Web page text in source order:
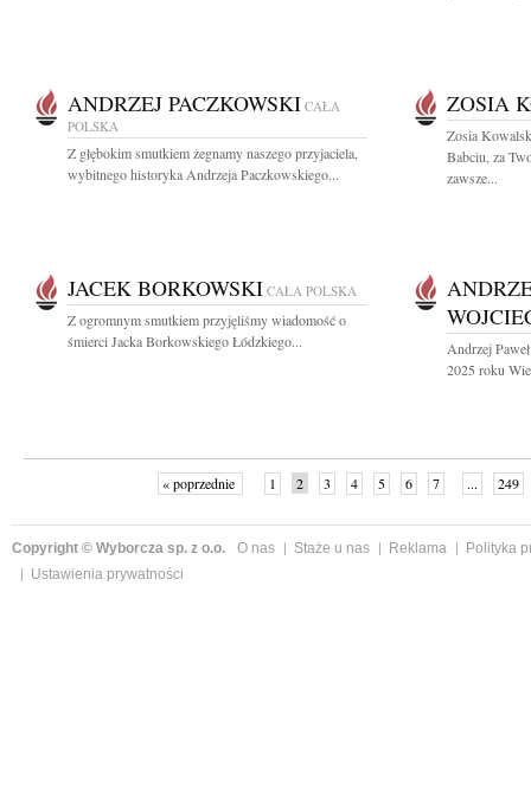
ANDRZEJ PACZKOWSKI CAŁA
POLSKA
Z głębokim smutkiem żegnamy naszego przyjaciela,
wybitnego historyka Andrzeja Paczkowskiego...
ZOSIA
Zosia
Babciu, za
zawsze...
JACEK BORKOWSKI CAŁA POLSKA
Z ogromnym smutkiem przyjęliśmy wiadomość o
śmierci Jacka Borkowskiego Łódzkiego...
Andrzej
2025 roku
« poprzednie 1 2 3 4 5 6 7 ... 249
Copyright © Wyborcza sp. z o.o. O nas Staże u nas Reklama
Polityka
Ustawienia prywatności